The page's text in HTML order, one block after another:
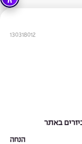
130318012
באתר
הנחה